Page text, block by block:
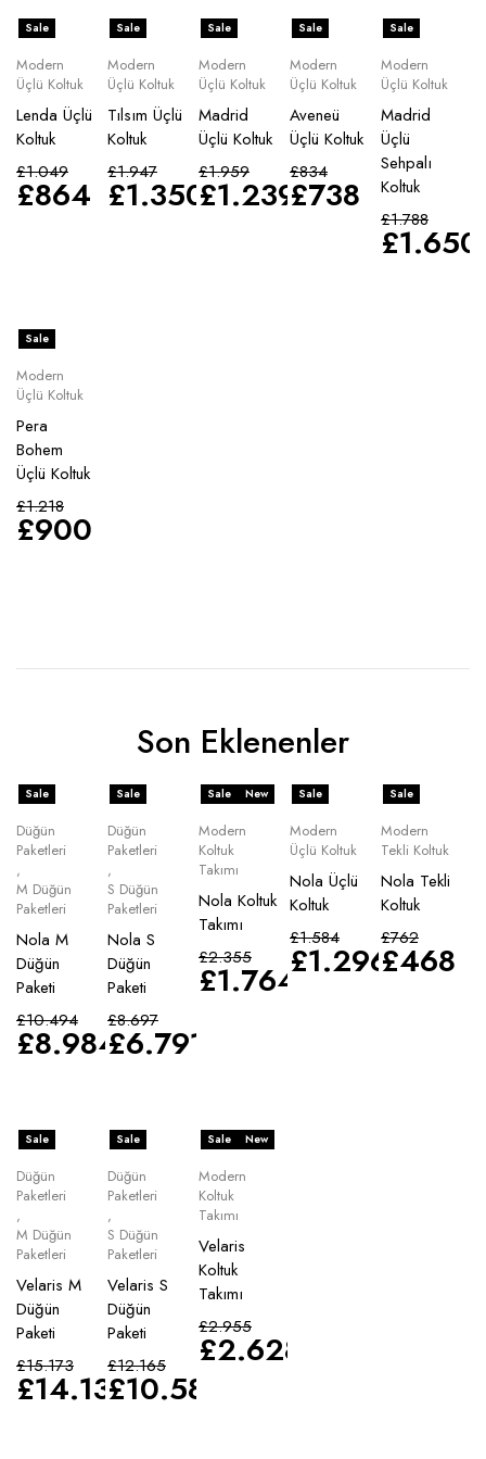
Sale
Modern
Üçlü Koltuk
Lenda Üçlü
Koltuk
£1.049
£864
Sale
Modern
Üçlü Koltuk
Tılsım Üçlü
Koltuk
£1.947
£1.350
Sale
Modern
Üçlü Koltuk
Madrid
Üçlü Koltuk
£1.959
£1.239
Sale
Modern
Üçlü Koltuk
Aveneü
Üçlü Koltuk
£834
£738
Sale
Modern
Üçlü Koltuk
Madrid
Üçlü
Sehpalı
Koltuk
£1.788
£1.650
Sale
Modern
Üçlü Koltuk
Pera
Bohem
Üçlü Koltuk
£1.218
£900
Son Eklenenler
Sale
Düğün
Paketleri
,
M Düğün
Paketleri
Nola M
Düğün
Paketi
£10.494
£8.984
Sale
Düğün
Paketleri
,
S Düğün
Paketleri
Nola S
Düğün
Paketi
£8.697
£6.791
Sale New
Modern
Koltuk
Takımı
Nola Koltuk
Takımı
£2.355
£1.764
Sale
Modern
Üçlü Koltuk
Nola Üçlü
Koltuk
£1.584
£1.296
Sale
Modern
Tekli Koltuk
Nola Tekli
Koltuk
£762
£468
Sale
Düğün
Paketleri
,
M Düğün
Paketleri
Velaris M
Düğün
Paketi
£15.173
£14.135
Sale
Düğün
Paketleri
,
S Düğün
Paketleri
Velaris S
Düğün
Paketi
£12.165
£10.583
Sale New
Modern
Koltuk
Takımı
Velaris
Koltuk
Takımı
£2.955
£2.628